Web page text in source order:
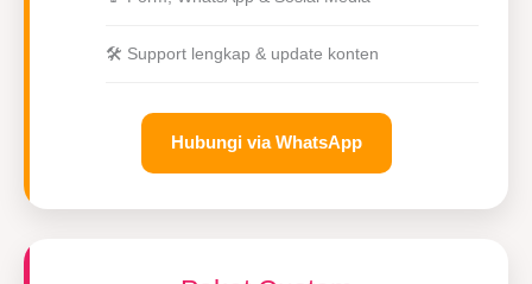
🛠 Support lengkap & update konten
Hubungi via WhatsApp